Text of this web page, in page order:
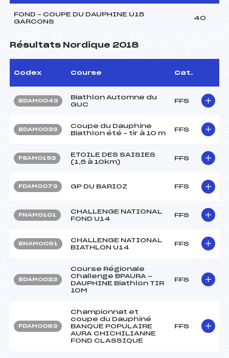
FOND – COUPE DU DAUPHINE U15
GARCONS
40
Résultats Nordique 2018
Codex Course Cat.
BDAM0043
Biathlon Automne du
GUC
FFS
BDAM0033
Coupe du Dauphine
Biathlon été – tir à 10 m
FFS
FSAM0153
ETOILE DES SAISIES
(1,5 à 10km)
FFS
FDAM0073 GP DU BARIOZ FFS
FNAM0101
CHALLENGE NATIONAL
FOND U14
FFS
BNAM0091
CHALLENGE NATIONAL
BIATHLON U14
FFS
BDAM0023
Course Régionale
Challenge BPAURA -
DAUPHINE Biathlon TIR
10M
FFS
FDAM0063
Championnat et
coupe du Dauphiné
BANQUE POPULAIRE
AURA CHICHILIANNE
FOND CLASSIQUE
FFS